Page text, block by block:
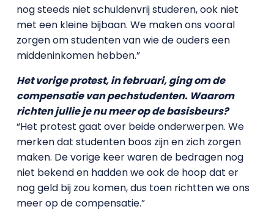
nog steeds niet schuldenvrij studeren, ook niet
met een kleine bijbaan. We maken ons vooral
zorgen om studenten van wie de ouders een
middeninkomen hebben.”
Het vorige protest, in februari, ging om de
compensatie van pechstudenten. Waarom
richten jullie je nu meer op de basisbeurs?
“Het protest gaat over beide onderwerpen. We
merken dat studenten boos zijn en zich zorgen
maken. De vorige keer waren de bedragen nog
niet bekend en hadden we ook de hoop dat er
nog geld bij zou komen, dus toen richtten we ons
meer op de compensatie.”